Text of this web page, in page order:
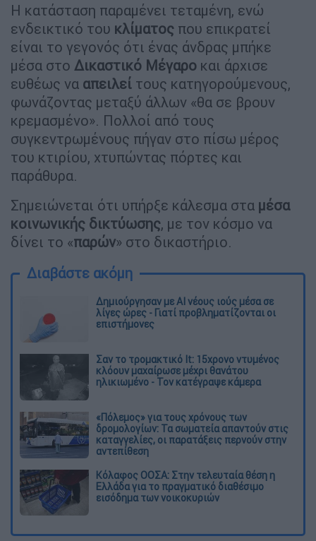
Η κατάσταση παραμένει τεταμένη, ενώ
ενδεικτικό του κλίματος που επικρατεί
είναι το γεγονός ότι ένας άνδρας μπήκε
μέσα στο Δικαστικό Μέγαρο και άρχισε
ευθέως να απειλεί τους κατηγορούμενους,
φωνάζοντας μεταξύ άλλων «θα σε βρουν
κρεμασμένο». Πολλοί από τους
συγκεντρωμένους πήγαν στο πίσω μέρος
του κτιρίου, χτυπώντας πόρτες και
παράθυρα.
Σημειώνεται ότι υπήρξε κάλεσμα στα μέσα
κοινωνικής δικτύωσης, με τον κόσμο να
δίνει το «παρών» στο δικαστήριο.
Διαβάστε ακόμη
Δημιούργησαν με AI νέους ιούς μέσα σε
λίγες ώρες - Γιατί προβληματίζονται οι
επιστήμονες
Σαν το τρομακτικό It: 15χρονο ντυμένος
κλόουν μαχαίρωσε μέχρι θανάτου
ηλικιωμένο - Τον κατέγραψε κάμερα
«Πόλεμος» για τους χρόνους των
δρομολογίων: Τα σωματεία απαντούν στις
καταγγελίες, οι παρατάξεις περνούν στην
αντεπίθεση
Κόλαφος ΟΟΣΑ: Στην τελευταία θέση η
Ελλάδα για το πραγματικό διαθέσιμο
εισόδημα των νοικοκυριών